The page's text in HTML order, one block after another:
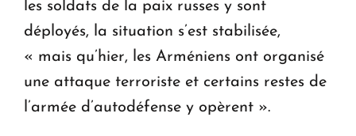
les soldats de la paix russes y sont
déployés, la situation s’est stabilisée,
« mais qu’hier, les Arméniens ont organisé
une attaque terroriste et certains restes de
l’armée d’autodéfense y opèrent ».